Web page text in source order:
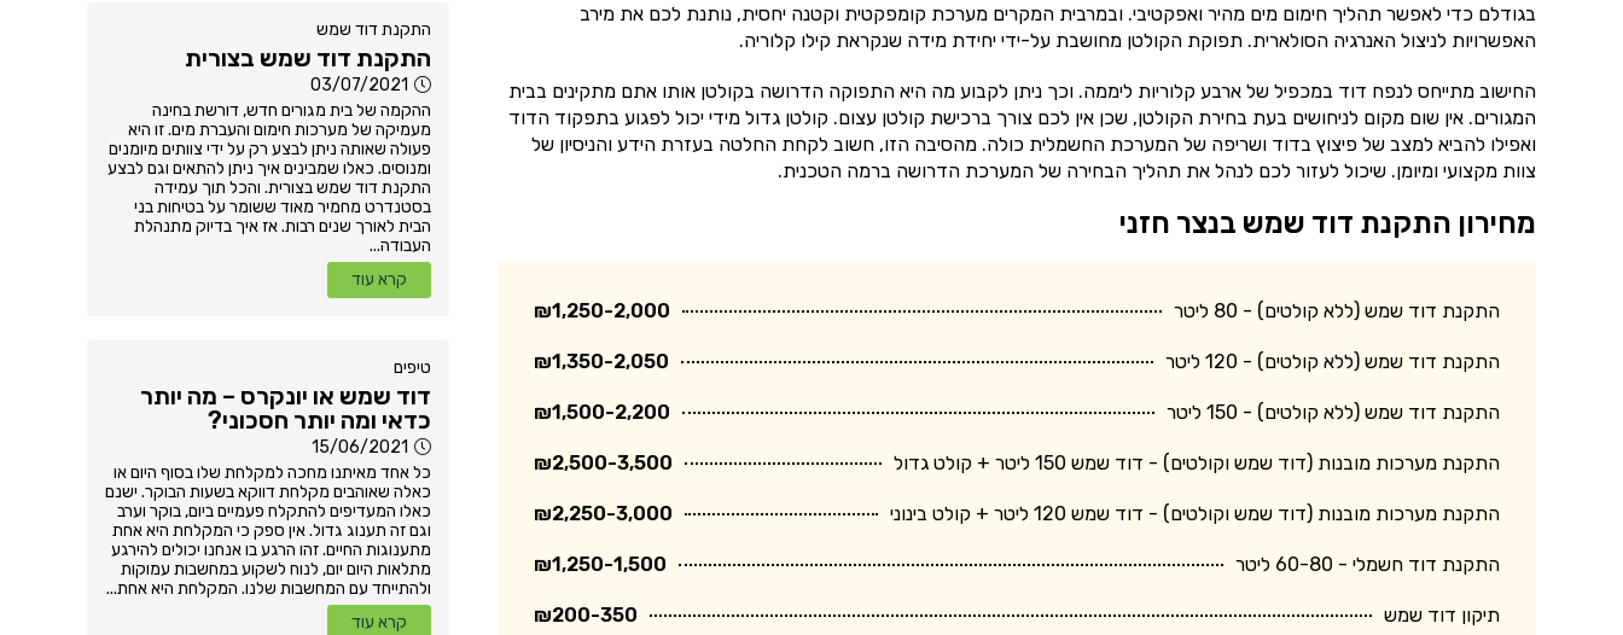
בגודלם כדי לאפשר תהליך חימום מים מהיר ואפקטיבי. ובמרבית המקרים מערכת קומפקטית וקטנה יחסית, נותנת לכם את מירב
האפשרויות לניצול האנרגיה הסולארית. תפוקת הקולטן מחושבת על-ידי יחידת מידה שנקראת קילו קלוריה.
החישוב מתייחס לנפח דוד במכפיל של ארבע קלוריות ליממה. וכך ניתן לקבוע מה היא התפוקה הדרושה בקולטן אותו אתם מתקינים בבית
המגורים. אין שום מקום לניחושים בעת בחירת הקולטן, שכן אין לכם צורך ברכישת קולטן עצום. קולטן גדול מידי יכול לפגוע בתפקוד הדוד
ואפילו להביא למצב של פיצוץ בדוד ושריפה של המערכת החשמלית כולה. מהסיבה הזו, חשוב לקחת החלטה בעזרת הידע והניסיון של
צוות מקצועי ומיומן. שיכול לעזור לכם לנהל את תהליך הבחירה של המערכת הדרושה ברמה הטכנית.
מחירון התקנת דוד שמש בנצר חזני
התקנת דוד שמש (ללא קולטים) - 80 ליטר ₪1,250-2,000
התקנת דוד שמש (ללא קולטים) - 120 ליטר ₪1,350-2,050
התקנת דוד שמש (ללא קולטים) - 150 ליטר ₪1,500-2,200
התקנת מערכות מובנות (דוד שמש וקולטים) - דוד שמש 150 ליטר + קולט גדול ₪2,500-3,500
התקנת מערכות מובנות (דוד שמש וקולטים) - דוד שמש 120 ליטר + קולט בינוני ₪2,250-3,000
התקנת דוד חשמלי - 60-80 ליטר ₪1,250-1,500
תיקון דוד שמש ₪200-350
התקנת דוד שמש
התקנת דוד שמש בצורית
03/07/2021
ההקמה של בית מגורים חדש, דורשת בחינה
מעמיקה של מערכות חימום והעברת מים. זו היא
פעולה שאותה ניתן לבצע רק על ידי צוותים מיומנים
ומנוסים. כאלו שמבינים איך ניתן להתאים וגם לבצע
התקנת דוד שמש בצורית. והכל תוך עמידה
בסטנדרט מחמיר מאוד ששומר על בטיחות בני
הבית לאורך שנים רבות. אז איך בדיוק מתנהלת
העבודה...
קרא עוד
טיפים
דוד שמש או יונקרס – מה יותר
כדאי ומה יותר חסכוני?
15/06/2021
כל אחד מאיתנו מחכה למקלחת שלו בסוף היום או
כאלה שאוהבים מקלחת דווקא בשעות הבוקר. ישנם
כאלו המעדיפים להתקלח פעמיים ביום, בוקר וערב
וגם זה תענוג גדול. אין ספק כי המקלחת היא אחת
מתענוגות החיים. זהו הרגע בו אנחנו יכולים להירגע
מתלאות היום יום, לנוח לשקוע במחשבות עמוקות
ולהתייחד עם המחשבות שלנו. המקלחת היא אחת...
קרא עוד